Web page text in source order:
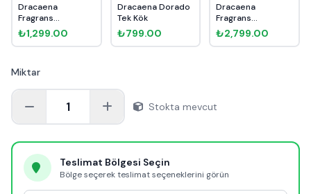
Dracaena
Fragrans
Compacta Tek
Gövde
₺1,299.00
Dracaena Dorado
Tek Kök
₺799.00
Dracaena
Fragrans
Compacta 2 Kök
90cm
₺2,799.00
Miktar
1 Stokta mevcut
Teslimat Bölgesi Seçin
Bölge seçerek teslimat seçeneklerini görün